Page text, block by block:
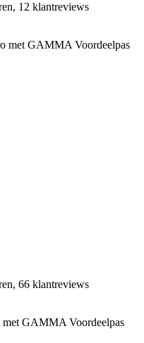
12 klantreviews
met GAMMA Voordeelpas
66 klantreviews
GAMMA Voordeelpas